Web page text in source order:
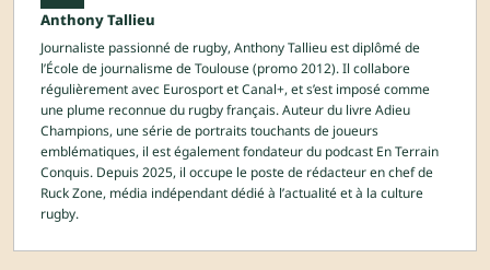
Anthony Tallieu
Journaliste passionné de rugby, Anthony Tallieu est diplômé de
l’École de journalisme de Toulouse (promo 2012). Il collabore
régulièrement avec Eurosport et Canal+, et s’est imposé comme
une plume reconnue du rugby français. Auteur du livre Adieu
Champions, une série de portraits touchants de joueurs
emblématiques, il est également fondateur du podcast En Terrain
Conquis. Depuis 2025, il occupe le poste de rédacteur en chef de
Ruck Zone, média indépendant dédié à l’actualité et à la culture
rugby.